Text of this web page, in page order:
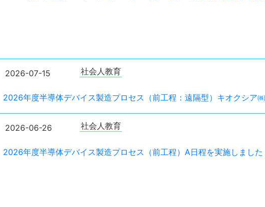
2026-07-15 社会人教育
2026年度半導体デバイス製造プロセス（前工程：遠隔型）キオクシア
2026-06-26 社会人教育
2026年度半導体デバイス製造プロセス（前工程）A日程を実施しました